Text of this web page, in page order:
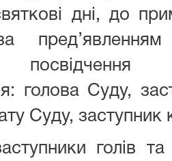
дні, до
посвідчення
голова Суду,
Суду, заступник
голів